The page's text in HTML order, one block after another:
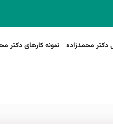
دکتر محمدزاده نمونه کارهای دکتر